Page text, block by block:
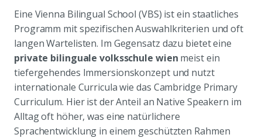
Eine Vienna Bilingual School (VBS) ist ein staatliches
Programm mit spezifischen Auswahlkriterien und oft
langen Wartelisten. Im Gegensatz dazu bietet eine
private bilinguale volksschule wien meist ein
tiefergehendes Immersionskonzept und nutzt
internationale Curricula wie das Cambridge Primary
Curriculum. Hier ist der Anteil an Native Speakern im
Alltag oft höher, was eine natürlichere
Sprachentwicklung in einem geschützten Rahmen